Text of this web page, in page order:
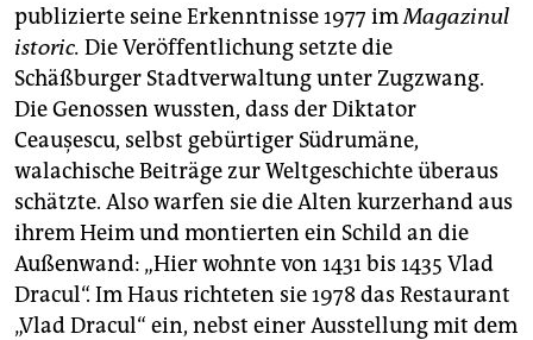
publizierte seine Erkenntnisse 1977 imMagazinul
istoric. Die Veröffentlichung setzte die
Schäßburger Stadtverwaltung unter Zugzwang.
Die Genossen wussten, dass der Diktator
Ceaușescu, selbst gebürtiger Südrumäne,
walachische Beiträge zur Weltgeschichte überaus
schätzte. Also warfen sie die Alten kurzerhand aus
ihrem Heim und montierten ein Schild an die
Außenwand: „Hier wohnte von 1431 bis 1435 Vlad
Dracul“. Im Haus richteten sie 1978 das Restaurant
„Vlad Dracul“ ein, nebst einer Ausstellung mit dem